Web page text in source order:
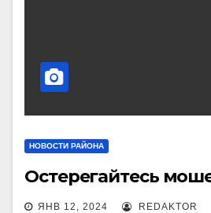
НОВОСТИ РАЙОНА
Остерегайтесь
ЯНВ 12, 2024 REDAKTOR